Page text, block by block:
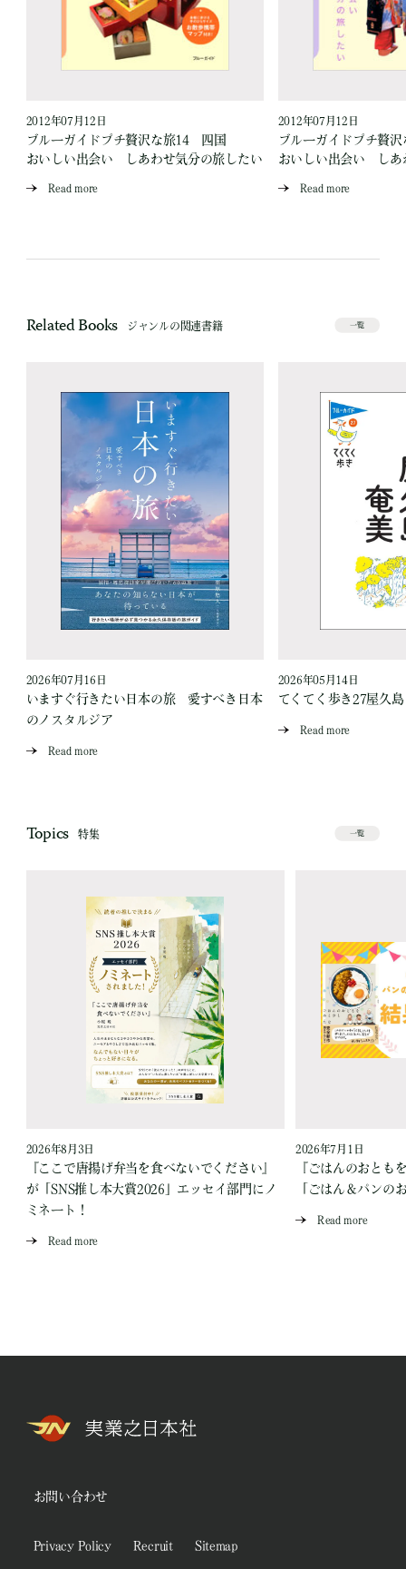
2012年07月12日
ブルーガイドプチ贅沢な旅14 四国
おいしい出会い しあわせ気分の旅したい
Read more
2012年07月12日
ブルーガイドプチ贅
おいしい出会い しあ
Read more
Related Books ジャンルの関連書籍 一覧
2026年07月16日
いますぐ行きたい日本の旅 愛すべき日本
のノスタルジア
Read more
2026年05月14日
てくてく歩き27屋久
Read more
Topics 特集 一覧
2026年8月3日
『ここで唐揚げ弁当を食べないでください』
が「SNS推し本大賞2026」エッセイ部門にノ
ミネート！
Read more
2026年7月1日
『ごはんのおとも
「ごはん＆パンの
Read more
お問い合わせ
Privacy Policy Recruit Sitemap